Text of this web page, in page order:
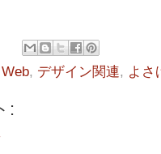
Web, デザイン関連, よさ
: